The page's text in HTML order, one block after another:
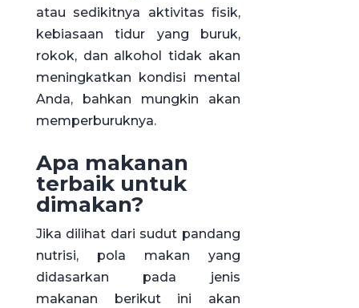
atau sedikitnya aktivitas fisik,
kebiasaan tidur yang buruk,
rokok, dan alkohol tidak akan
meningkatkan kondisi mental
Anda, bahkan mungkin akan
memperburuknya.
Apa makanan
terbaik untuk
dimakan?
Jika dilihat dari sudut pandang
nutrisi, pola makan yang
didasarkan pada jenis
makanan berikut ini akan